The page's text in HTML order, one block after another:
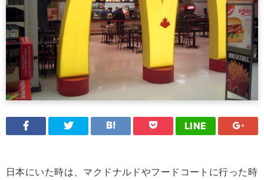
LINE
日本にいた時は、マクドナルドやフードコートに行った時